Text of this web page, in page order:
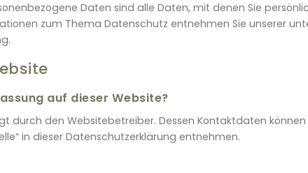
Daten sind alle Daten, mit denen Sie
zum Thema Datenschutz entnehmen Sie unserer
auf dieser Website?
durch den Websitebetreiber. Dessen Kontaktdaten können
in dieser Datenschutzerklärung entnehmen.